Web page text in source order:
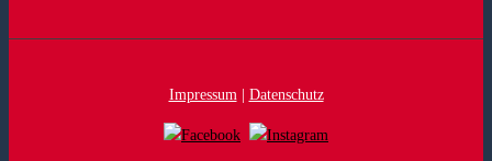
Impressum | Datenschutz